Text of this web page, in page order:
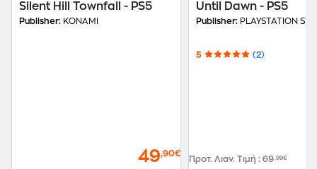
Silent Hill Townfall - PS5
Publisher: KONAMI
49,90€
Until Dawn - PS5
Publisher: PLAYSTATION
5 (2)
Προτ. Λιαν. Τιμή : 69,99€